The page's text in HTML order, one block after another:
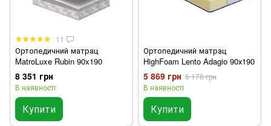
11
Ортопедичний матрац
MatroLuxe Rubin 90x190
8 351 грн
В наявності
Купити
Ортопедичний матрац
HighFoam Lento Adagio 90х190
5 869 грн 6 178 грн
В наявності
Купити